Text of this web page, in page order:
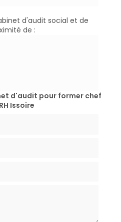
d'audit social et de
de :
d'audit pour former chef
Issoire